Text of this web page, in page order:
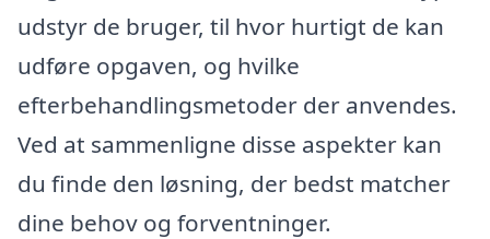
udstyr de bruger, til hvor hurtigt de kan
udføre opgaven, og hvilke
efterbehandlingsmetoder der anvendes.
Ved at sammenligne disse aspekter kan
du finde den løsning, der bedst matcher
dine behov og forventninger.